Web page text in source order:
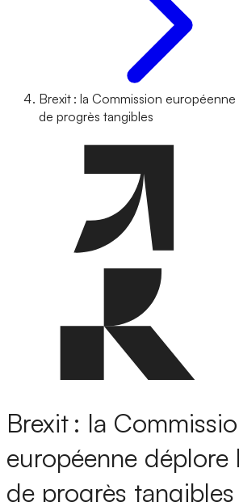
Brexit : la Commission européenne
de progrès tangibles
Brexit : la
européenne déplore
de progrès tangibles